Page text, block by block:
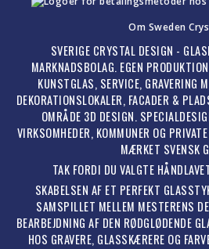
Om Sweden
SVERIGE CRYSTAL DESIGN -
MARKNADSBOLAG. EGEN
KUNSTGLAS, SERVICE, GRAVERING
DEKORATIONSLOKALER, FACADER &
OMRÅDE 3D DESIGN.
VIRKSOMHEDER, KOMMUNER OG
MÆRKET SVENSK
TAK FORDI DU VALGTE
SKABELSEN AF ET PERFEKT
SAMSPILLET MELLEM MESTERENS
BEARBEJDNING AF DEN RØDGLØDENDE
HOS GRAVERE, GLASSKÆRERE OG